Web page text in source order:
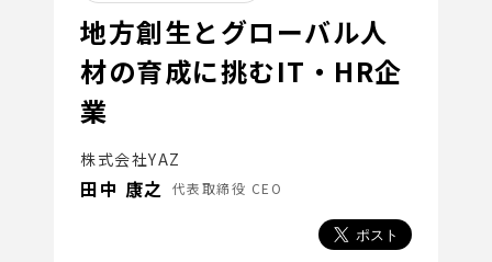
地方創生とグローバル人
材の育成に挑むIT・HR企
業
株式会社YAZ
田中 康之 代表取締役 CEO